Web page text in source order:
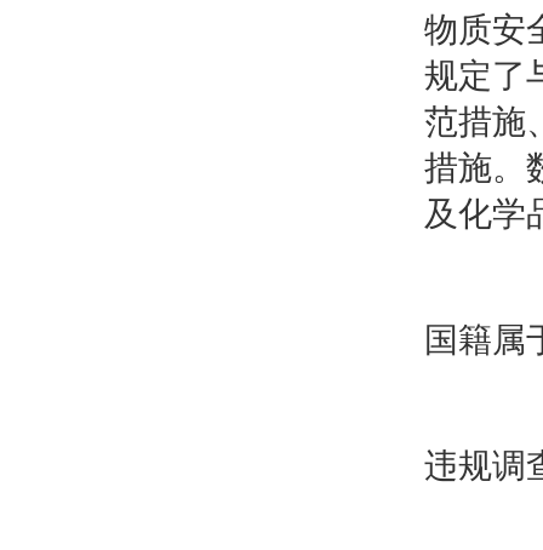
物质安
规定了
范措施
措施。
及化学
国籍属
违规调